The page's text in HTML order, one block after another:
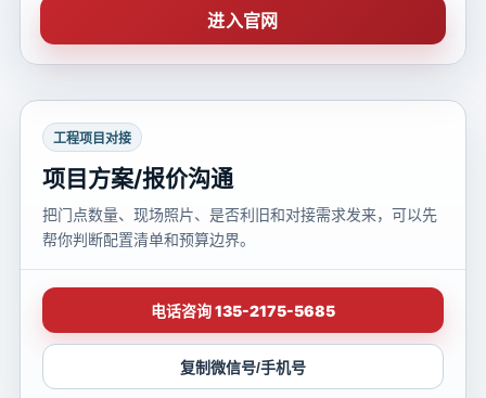
进入官网
工程项目对接
项目方案/报价沟通
把门点数量、现场照片、是否利旧和对接需求发来，可以先
帮你判断配置清单和预算边界。
电话咨询 135-2175-5685
复制微信号/手机号